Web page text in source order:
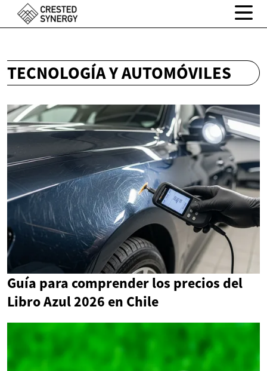
TECNOLOGÍA Y AUTOMÓVILES
Guía para comprender los precios del
Libro Azul 2026 en Chile